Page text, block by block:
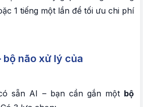
1 tiếng một lần để tối ưu chi phí
bộ não xử lý của
sẵn AI – bạn cần gắn một bộ